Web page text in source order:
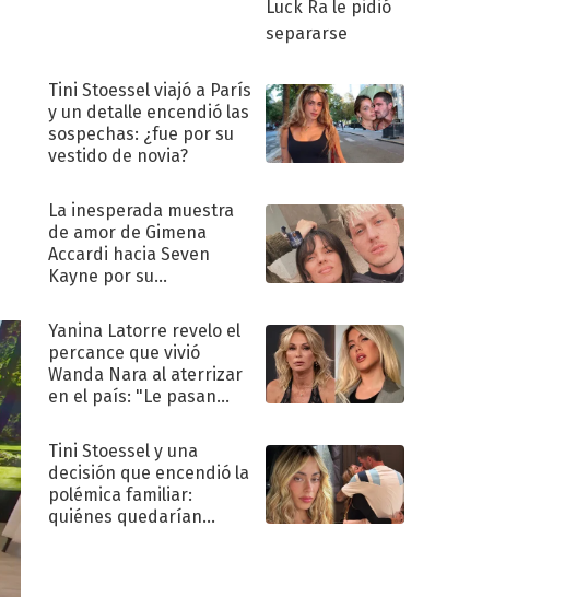
Tini Stoessel viajó a París
y un detalle encendió las
sospechas: ¿fue por su
vestido de novia?
La inesperada muestra
de amor de Gimena
Accardi hacia Seven
Kayne por su
Yanina Latorre revelo el
percance que vivió
Wanda Nara al aterrizar
en el país: "Le pasan
Tini Stoessel y una
decisión que encendió la
polémica familiar:
quiénes quedarían